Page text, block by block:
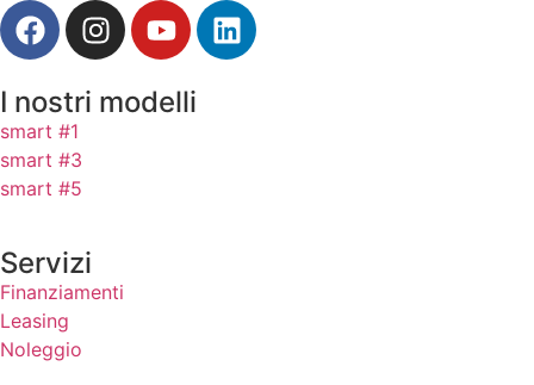
I nostri modelli
smart #1
smart #3
smart #5
Servizi
Finanziamenti
Leasing
Noleggio